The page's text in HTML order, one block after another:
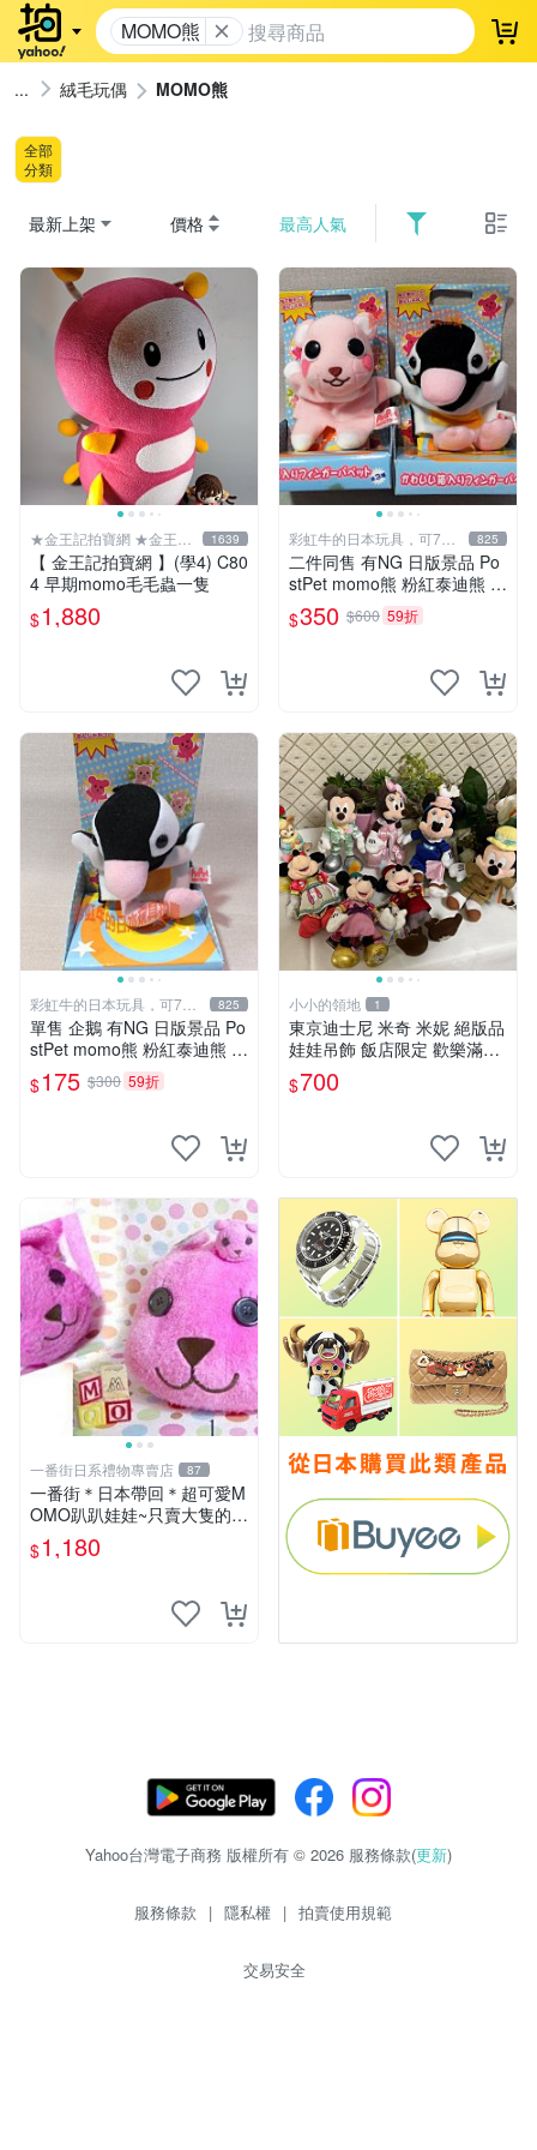
MOMO熊 登
絨毛玩偶 MOMO熊
全部
分類
最新上架 價格 最高人氣
★金王記拍寶網 ★金王記
拍寶趣
1639
【 金王記拍寶網 】(學4) C80
4 早期momo毛毛蟲一隻
$1,880
彩虹牛的日本玩具，可7取
付
825
二件同售 有NG 日版景品 Po
stPet momo熊 粉紅泰迪熊 妹
妹 comomo 企鵝 娃娃 布偶
手指頭 娃娃
$350 $600 59折
彩虹牛的日本玩具，可7取
付
825
單售 企鵝 有NG 日版景品 Po
stPet momo熊 粉紅泰迪熊 娃
娃 布偶 手指頭 娃娃
$175 $300 59折
小小的領地 1
東京迪士尼 米奇 米妮 絕版品
娃娃吊飾 飯店限定 歡樂滿人
間 復活節
$700
一番街日系禮物專賣店 87
一番街＊日本帶回＊超可愛M
OMO趴趴娃娃~只賣大隻的1
號~單隻價～生日禮物
$1,180
Yahoo台灣電子商務 版權所有 © 2026 服務條款(更新)
服務條款 | 隱私權 | 拍賣使用規範
交易安全